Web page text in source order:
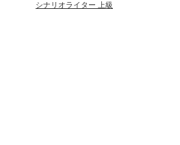
シナリオライター 上級